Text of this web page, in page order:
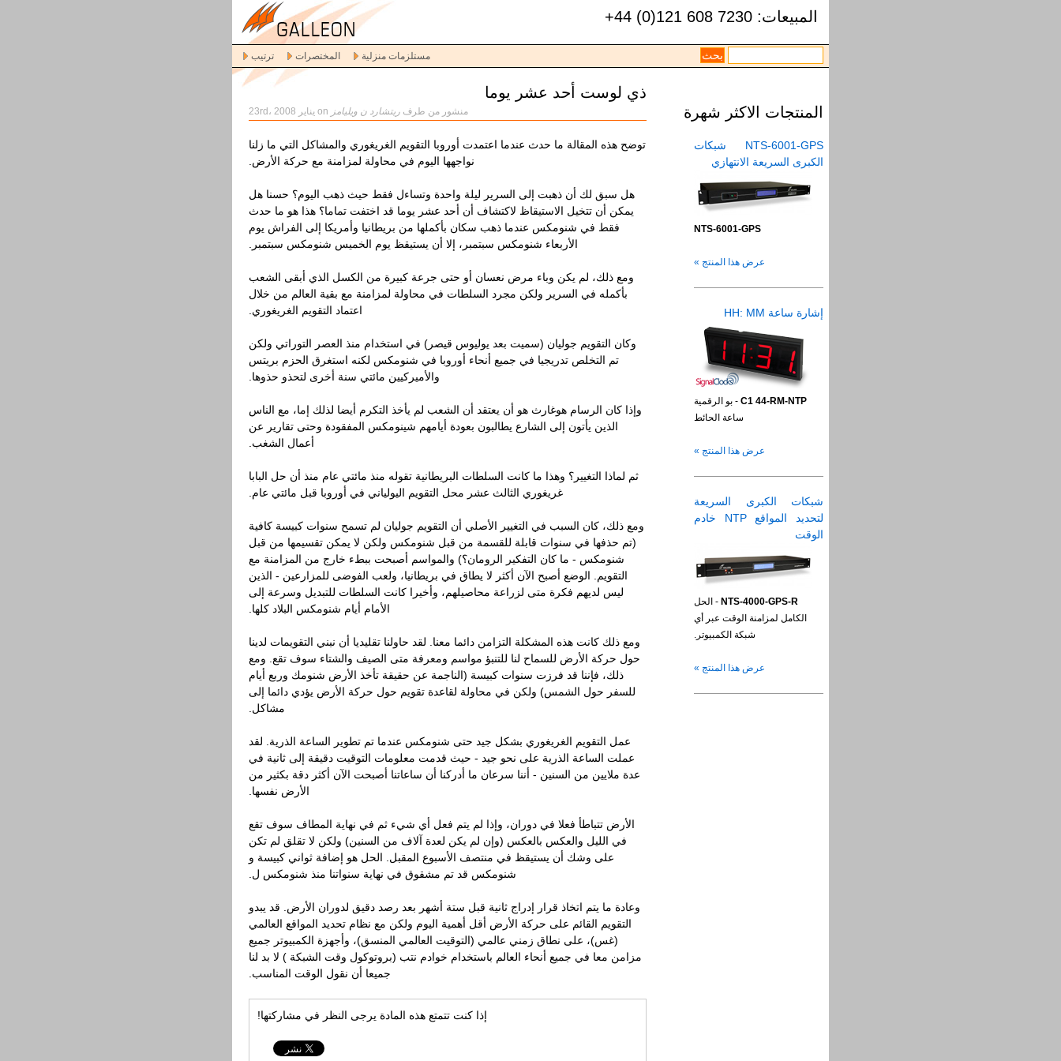
المبيعات: +44 (0)121 608 7230
مستلزمات منزلية المختصرات ترتيب
ذي لوست أحد عشر يوما
منشور من طرف ريتشارد ن ويليامز
توضح هذه المقالة ما حدث عندما اعتمدت أوروبا التقويم الغريغوري والمشاكل التي ما زلنا
نواجهها اليوم في محاولة لمزامنة مع حركة الأرض.
هل سبق لك أن ذهبت إلى السرير ليلة واحدة وتساءل فقط حيث ذهب اليوم؟ حسنا هل
يمكن أن تتخيل الاستيقاظ لاكتشاف أن أحد عشر يوما قد اختفت تماما؟ هذا هو ما حدث
فقط في شنومكس عندما ذهب سكان بأكملها من بريطانيا وأمريكا إلى الفراش يوم
الأربعاء شنومكس سبتمبر، إلا أن يستيقظ يوم الخميس شنومكس سبتمبر.
ومع ذلك، لم يكن وباء مرض نعسان أو حتى جرعة كبيرة من الكسل الذي أبقى الشعب
بأكمله في السرير ولكن مجرد السلطات في محاولة لمزامنة مع بقية العالم من خلال
اعتماد التقويم الغريغوري.
وكان التقويم جوليان (سميت بعد يوليوس قيصر) في استخدام منذ العصر التوراتي ولكن
تم التخلص تدريجيا في جميع أنحاء أوروبا في شنومكس لكنه استغرق الحزم بريتس
والأميركيين مائتي سنة أخرى لتحذو حذوها.
وإذا كان الرسام هوغارث هو أن يعتقد أن الشعب لم يأخذ التكرم أيضا لذلك إما، مع الناس
الذين يأتون إلى الشارع يطالبون بعودة أيامهم شينومكس المفقودة وحتى تقارير عن
أعمال الشغب.
ثم لماذا التغيير؟ وهذا ما كانت السلطات البريطانية تقوله منذ مائتي عام منذ أن حل البابا
غريغوري الثالث عشر محل التقويم اليولياني في أوروبا قبل مائتي عام.
ومع ذلك، كان السبب في التغيير الأصلي أن التقويم جوليان لم تسمح سنوات كبيسة كافية
(تم حذفها في سنوات قابلة للقسمة من قبل شنومكس ولكن لا يمكن تقسيمها من قبل
شنومكس - ما كان التفكير الرومان؟) والمواسم أصبحت ببطء خارج من المزامنة مع
التقويم. الوضع أصبح الآن أكثر لا يطاق في بريطانيا، ولعب الفوضى للمزارعين - الذين
ليس لديهم فكرة متى لزراعة محاصيلهم، وأخيرا كانت السلطات للتبديل وسرعة إلى
الأمام أيام شنومكس البلاد كلها.
ومع ذلك كانت هذه المشكلة التزامن دائما معنا. لقد حاولنا تقليديا أن نبني التقويمات لدينا
حول حركة الأرض للسماح لنا للتنبؤ مواسم ومعرفة متى الصيف والشتاء سوف تقع. ومع
ذلك، فإننا قد فرزت سنوات كبيسة (الناجمة عن حقيقة تأخذ الأرض شنومك وربع أيام
للسفر حول الشمس) ولكن في محاولة لقاعدة تقويم حول حركة الأرض يؤدي دائما إلى
مشاكل.
عمل التقويم الغريغوري بشكل جيد حتى شنومكس عندما تم تطوير الساعة الذرية. لقد
عملت الساعة الذرية على نحو جيد - حيث قدمت معلومات التوقيت دقيقة إلى ثانية في
عدة ملايين من السنين - أننا سرعان ما أدركنا أن ساعاتنا أصبحت الآن أكثر دقة بكثير من
الأرض نفسها.
الأرض تتباطأ فعلا في دوران، وإذا لم يتم فعل أي شيء ثم في نهاية المطاف سوف تقع
في الليل والعكس بالعكس (وإن لم يكن لعدة آلاف من السنين) ولكن لا تقلق لم تكن
على وشك أن يستيقظ في منتصف الأسبوع المقبل. الحل هو إضافة ثواني كبيسة و
شنومكس قد تم مشقوق في نهاية سنواتنا منذ شنومكس ل.
وعادة ما يتم اتخاذ قرار إدراج ثانية قبل ستة أشهر بعد رصد دقيق لدوران الأرض. قد يبدو
التقويم القائم على حركة الأرض أقل أهمية اليوم ولكن مع نظام تحديد المواقع العالمي
(غس)، على نطاق زمني عالمي (التوقيت العالمي المنسق)، وأجهزة الكمبيوتر جميع
مزامن معا في جميع أنحاء العالم باستخدام خوادم نتب (بروتوكول وقت الشبكة ) لا بد لنا
جميعا أن نقول الوقت المناسب.
إذا كنت تتمتع هذه المادة يرجى النظر في مشاركتها!
المنتجات الاكثر شهرة
NTS-6001-GPS شبكات
الكبرى السريعة الانتهازي
NTS-6001-GPS
عرض هذا المنتج »
إشارة ساعة HH: MM
C1 44-RM-NTP- بو الرقمية
ساعة الحائط
عرض هذا المنتج »
شبكات الكبرى السريعة
لتحديد المواقع NTP خادم
الوقت
NTS-4000-GPS-R- الحل
الكامل لمزامنة الوقت عبر أي
شبكة الكمبيوتر.
عرض هذا المنتج »